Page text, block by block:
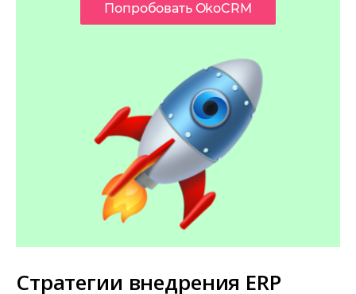
Попробовать OkoCRM
Стратегии внедрения ERP